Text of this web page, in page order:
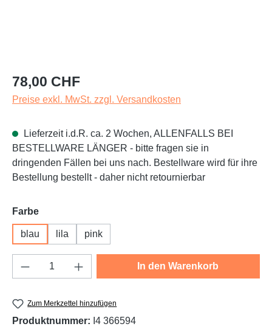
Regulärer Preis:
78,00 CHF
Preise exkl. MwSt. zzgl. Versandkosten
Lieferzeit i.d.R. ca. 2 Wochen, ALLENFALLS BEI
BESTELLWARE LÄNGER - bitte fragen sie in
dringenden Fällen bei uns nach. Bestellware wird für ihre
Bestellung bestellt - daher nicht retournierbar
Farbeauswählen
blau lila pink
Produkt Anzahl: Gib den gewünschten
In den Warenkorb
Zum Merkzettel hinzufügen
Produktnummer: I4 366594